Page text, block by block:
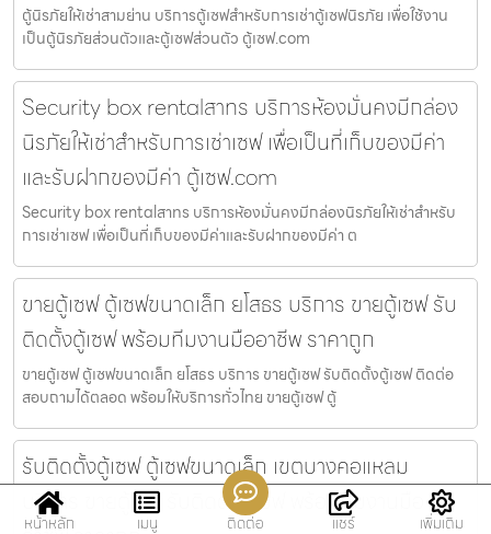
ตู้นิรภัยให้เช่าสามย่าน บริการตู้เซฟสำหรับการเช่าตู้เซฟนิรภัย เพื่อใช้งาน
เป็นตู้นิรภัยส่วนตัวและตู้เซฟส่วนตัว ตู้เซฟ.com
Security box rentalสาทร บริการห้องมั่นคงมีกล่อง
นิรภัยให้เช่าสำหรับการเช่าเซฟ เพื่อเป็นที่เก็บของมีค่า
และรับฝากของมีค่า ตู้เซฟ.com
Security box rentalสาทร บริการห้องมั่นคงมีกล่องนิรภัยให้เช่าสำหรับ
การเช่าเซฟ เพื่อเป็นที่เก็บของมีค่าและรับฝากของมีค่า ต
ขายตู้เซฟ ตู้เซฟขนาดเล็ก ยโสธร บริการ ขายตู้เซฟ รับ
ติดตั้งตู้เซฟ พร้อมทีมงานมืออาชีพ ราคาถูก
ขายตู้เซฟ ตู้เซฟขนาดเล็ก ยโสธร บริการ ขายตู้เซฟ รับติดตั้งตู้เซฟ ติดต่อ
สอบถามได้ตลอด พร้อมให้บริการทั่วไทย ขายตู้เซฟ ตู้
รับติดตั้งตู้เซฟ ตู้เซฟขนาดเล็ก เขตบางคอแหลม
บริการ ขายตู้เซฟ รับติดตั้งตู้เซฟ พร้อมทีมงานมือ
หน้าหลัก เมนู ติดต่อ แชร์ เพิ่มเติม